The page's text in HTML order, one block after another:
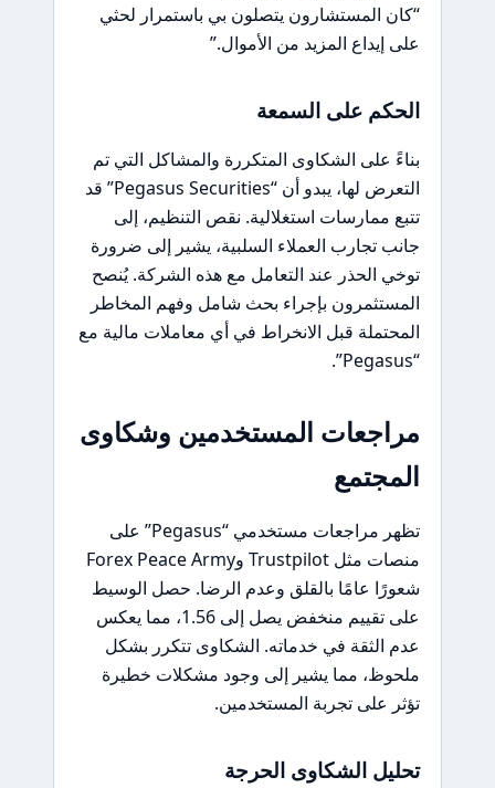
“كان المستشارون يتصلون بي باستمرار لحثي
على إيداع المزيد من الأموال.”
الحكم على السمعة
بناءً على الشكاوى المتكررة والمشاكل التي تم
التعرض لها، يبدو أن “Pegasus Securities” قد
تتبع ممارسات استغلالية. نقص التنظيم، إلى
جانب تجارب العملاء السلبية، يشير إلى ضرورة
توخي الحذر عند التعامل مع هذه الشركة. يُنصح
المستثمرون بإجراء بحث شامل وفهم المخاطر
المحتملة قبل الانخراط في أي معاملات مالية مع
“Pegasus”.
مراجعات المستخدمين وشكاوى
المجتمع
تظهر مراجعات مستخدمي “Pegasus” على
منصات مثل Trustpilot وForex Peace Army
شعورًا عامًا بالقلق وعدم الرضا. حصل الوسيط
على تقييم منخفض يصل إلى 1.56، مما يعكس
عدم الثقة في خدماته. الشكاوى تتكرر بشكل
ملحوظ، مما يشير إلى وجود مشكلات خطيرة
تؤثر على تجربة المستخدمين.
تحليل الشكاوى الحرجة